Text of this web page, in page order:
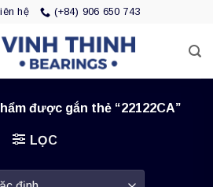
hệ (+84) 906 650 743
được gắn thẻ “22122CA”
LỌC